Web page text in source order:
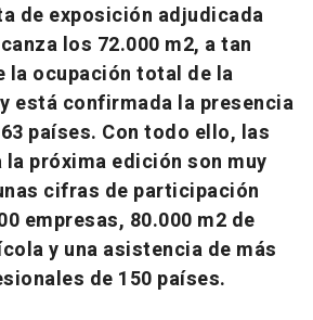
de exposición adjudicada
los 72.000 m2, a tan
la ocupación total de la
está confirmada la presencia
63 países. Con todo ello, las
la próxima edición son muy
cifras de participación
empresas, 80.000 m2 de
y una asistencia de más
de 150 países.